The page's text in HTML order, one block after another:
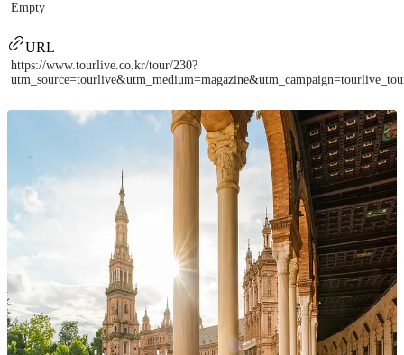
Empty
URL
https://www.tourlive.co.kr/tour/230?